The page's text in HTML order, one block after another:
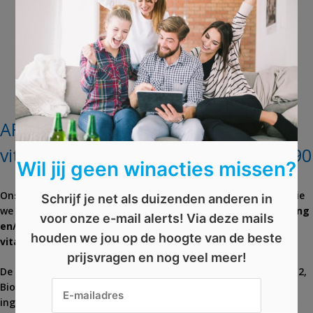
AFGELOPEN: Win Sugerbearhair
vitamins voor drie maanden t.w.v. € 90
Ons haar heeft het zwaar te verdurenmet alle producten die
we gebruiken en door het verbranden met
onze föhn, stijltang
en/of krultang. Je maakt nu kans op desugarbearhair
vitaminsom jouw lokken weergezond en sterk te maken.
De Kardashians
Door de B12,
Biotine, Foliumzuur, Zink en andere klinisch bewezen
ingrediënten wordt jouwhaar- en nagelgroei gestimuleerd.
Wil jij geen winacties missen?
Schrijf je net als duizenden anderen in
voor onze e-mail alerts! Via deze mails
houden we jou op de hoogte van de beste
prijsvragen en nog veel meer!